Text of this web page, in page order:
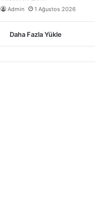
Admin 1 Ağustos 2026
Daha Fazla Yükle